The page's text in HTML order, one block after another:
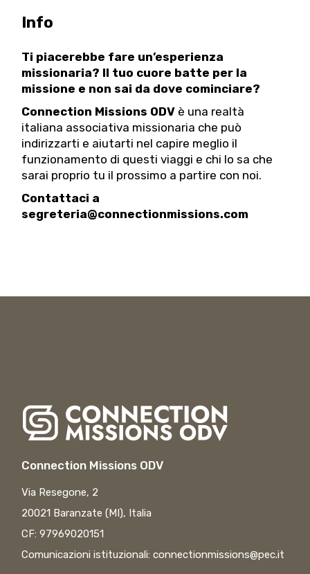
Info
Ti piacerebbe fare un’esperienza
missionaria? Il tuo cuore batte per la
missione e non sai da dove cominciare?
Connection Missions ODV è una realtà
italiana associativa missionaria che può
indirizzarti e aiutarti nel capire meglio il
funzionamento di questi viaggi e chi lo sa che
sarai proprio tu il prossimo a partire con noi.
Contattaci a
segreteria@connectionmissions.com
Connection Missions ODV
Via Resegone, 2
20021 Baranzate (MI), Italia
CF: 97969020151
Comunicazioni istituzionali:connectionmissions@pec.it